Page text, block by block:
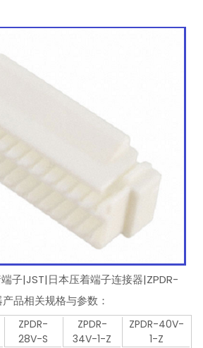
子|JST|日本压着端子连接器|ZPDR-
品相关规格与参数：
ZPDR-
28V-S
ZPDR-
34V-1-Z
ZPDR-40V-
1-Z